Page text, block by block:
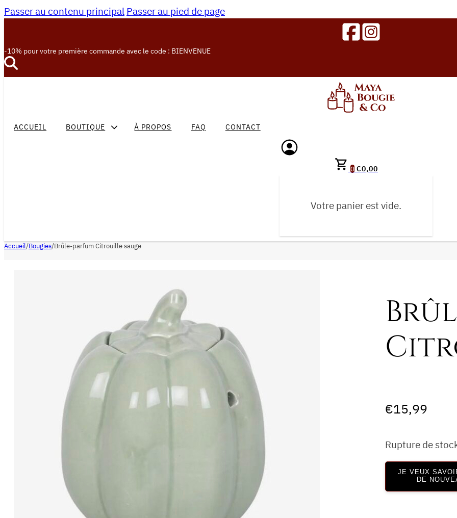
Passer au contenu principal Passer au pied de page
-10% pour votre première commande avec le code : BIENVENUE
ACCUEIL BOUTIQUE À PROPOS FAQ CONTACT
0 €0,00
Votre panier est vide.
Accueil/Bougies/Brûle-parfum Citrouille sauge
€15,99
Rupture de
JE VEUX
DE